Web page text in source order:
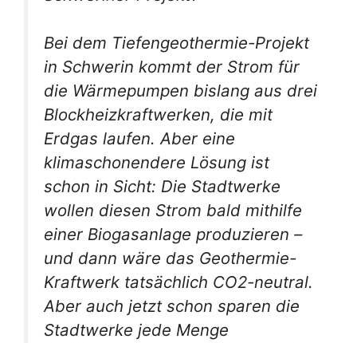
Bei dem Tiefengeothermie-Projekt
in Schwerin kommt der Strom für
die Wärmepumpen bislang aus drei
Blockheizkraftwerken, die mit
Erdgas laufen. Aber eine
klimaschonendere Lösung ist
schon in Sicht: Die Stadtwerke
wollen diesen Strom bald mithilfe
einer Biogasanlage produzieren –
und dann wäre das Geothermie-
Kraftwerk tatsächlich CO2-neutral.
Aber auch jetzt schon sparen die
Stadtwerke jede Menge